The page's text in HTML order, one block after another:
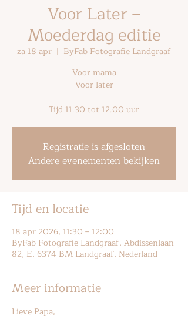
Voor Later –
Moederdag editie
za 18 apr
  |
ByFab Fotografie Landgraaf
Voor mama
Voor later
Tijd 11.30 tot 12.00 uur
Registratie is afgesloten
Andere evenementen bekijken
Tijd en locatie
18 apr 2026, 11:30 – 12:00
ByFab Fotografie Landgraaf, Abdissenlaan
82, E, 6374 BM Landgraaf, Nederland
Meer informatie
Lieve Papa,